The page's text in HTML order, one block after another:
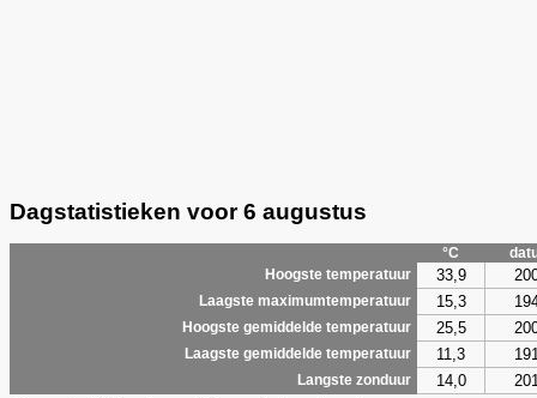
Dagstatistieken voor 6 augustus
°C
Hoogste temperatuur
33,9
Laagste maximumtemperatuur 15,3
Hoogste gemiddelde temperatuur 25,5
Laagste gemiddelde temperatuur 11,3
Langste zonduur 14,0